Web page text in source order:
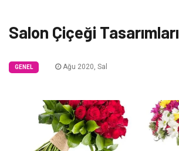
Salon Çiçeği Tasarımları
GENEL Ağu 2020, Sal